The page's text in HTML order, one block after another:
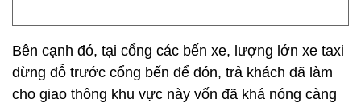
Bên cạnh đó, tại cổng các bến xe, lượng lớn xe taxi
dừng đỗ trước cổng bến để đón, trả khách đã làm
cho giao thông khu vực này vốn đã khá nóng càng